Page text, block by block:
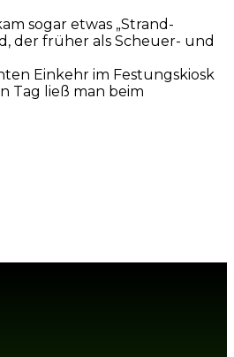
sogar etwas „Strand-
der früher als Scheuer- und
Einkehr im Festungskiosk
Tag ließ man beim